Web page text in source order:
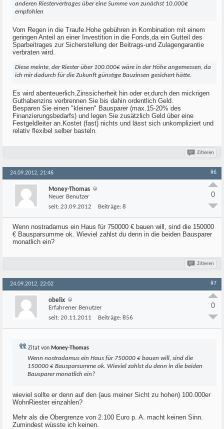
anderen Riestervertrages über eine Summe von zunächst 10.000€
empfohlen
Vom Regen in die Traufe.Hohe gebühren in Kombination mit einem
geringen Anteil an einer Investition in die Fonds,da ein Gutteil des
Sparbeitrages zur Sicherstellung der Beitrags-und Zulagengarantie
verbraten wird.
Diese meinte, der Riester über 100.000€ wäre in der Höhe angemessen, da
ich mir dadurch für die Zukunft günstige Bauzinsen gesichert hätte.
Es wird abenteuerlich.Zinssicherheit hin oder er,durch den mickrigen
Guthabenzins verbrennen Sie bis dahin ordentlich Geld.
Besparen Sie einen "kleinen" Bausparer (max.15-20% des
Finanzierungsbedarfs) und legen Sie zusätzlich Geld über eine
Festgeldleiter an.Kostet (fast) nichts und lässt sich unkompliziert und
relativ flexibel selber basteln.
Zitieren
24.09.2012, 21:46 #6
Money-Thomas
Neuer Benutzer
seit: 23.09.2012 Beiträge: 8
0
Wenn nostradamus ein Haus für 750000 € bauen will, sind die 150000
€ Bausparsumme ok. Wieviel zahlst du denn in die beiden Bausparer
monatlich ein?
Zitieren
24.09.2012, 22:02 #7
obelix
Erfahrener Benutzer
seit: 20.11.2011 Beiträge: 856
0
Zitat von Money-Thomas
Wenn nostradamus ein Haus für 750000 € bauen will, sind die
150000 € Bausparsumme ok. Wieviel zahlst du denn in die beiden
Bausparer monatlich ein?
wieviel sollte er denn auf den (aus meiner Sicht zu hohen) 100.000er
WohnRiester einzahlen?
Mehr als die Obergrenze von 2.100 Euro p. A. macht keinen Sinn.
Zumindest wüsste ich keinen.